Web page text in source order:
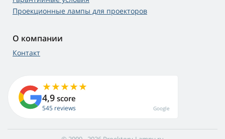
Проекционные лампы для проекторов
О компании
Контакт
4,9 score
545 reviews Google